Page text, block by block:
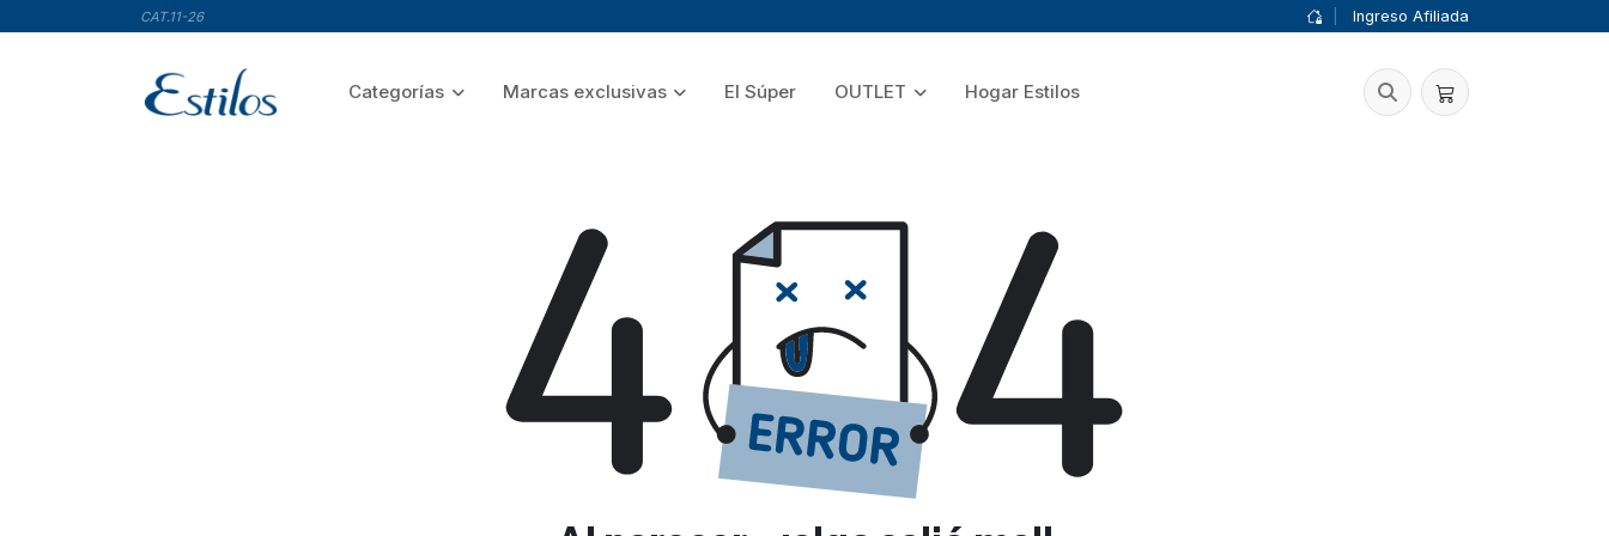
CAT.11-26 Ingreso Afiliada
Categorías Marcas exclusivas El Súper OUTLET Hogar Estilos